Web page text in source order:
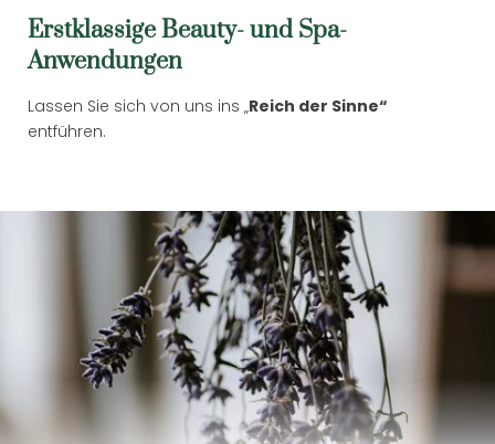
Badewelt
Ruheräume
Gesichtsbehandlungen
TAGESWELLNESS
LAST MINUTE
AKTIV IM BAYERISCHEN WALD
Erstklassige Beauty- und Spa-
Anwendungen
Lassen Sie sich von uns ins „Reich der Sinne“
entführen.